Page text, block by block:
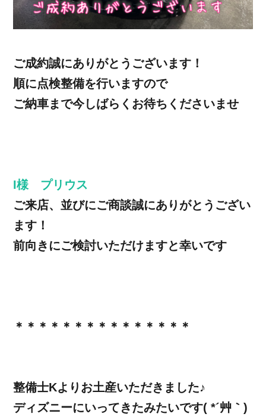
ご成約誠にありがとうございます！
順に点検整備を行いますので
ご納車まで今しばらくお待ちくださいませ
I様 プリウス
ご来店、並びにご商談誠にありがとうござい
ます！
前向きにご検討いただけますと幸いです
＊＊＊＊＊＊＊＊＊＊＊＊＊＊＊
整備士Kよりお土産いただきました♪
ディズニーにいってきたみたいです( *´艸｀)